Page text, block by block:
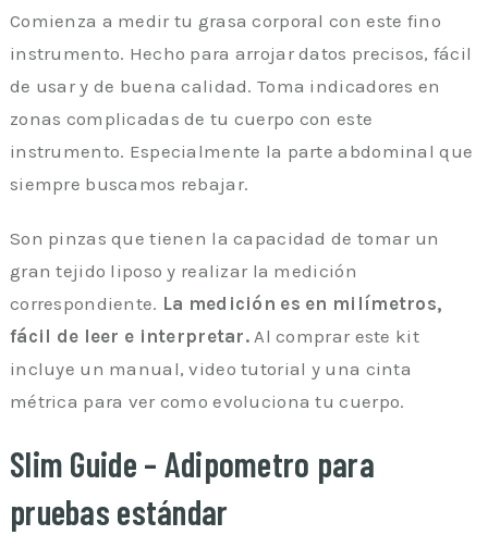
Comienza a medir tu grasa corporal con este fino
instrumento. Hecho para arrojar datos precisos, fácil
de usar y de buena calidad. Toma indicadores en
zonas complicadas de tu cuerpo con este
instrumento. Especialmente la parte abdominal que
siempre buscamos rebajar.
Son pinzas que tienen la capacidad de tomar un
gran tejido liposo y realizar la medición
correspondiente. La medición es en milímetros,
fácil de leer e interpretar. Al comprar este kit
incluye un manual, video tutorial y una cinta
métrica para ver como evoluciona tu cuerpo.
Slim Guide – Adipometro para
pruebas estándar